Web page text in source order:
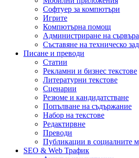
Софтуер за компютъри
Игрите
Компютърна помощ
Администриране на сървъра
Съставяне на техническо
Писане и преводи
Статии
Рекламни и бизнес текстове
Литературни текстове
Сценарии
Резюме и кандидатстване
Попълване на съдържание
Набор на текстове
Редактирвне
Преводи
Публикации в социалните
SEO & Web Трафик